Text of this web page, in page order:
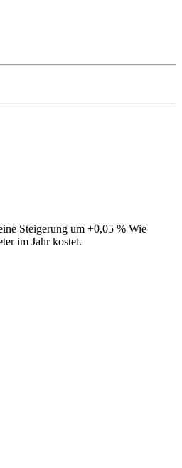
Steigerung um +0,05 % Wie
im Jahr kostet.